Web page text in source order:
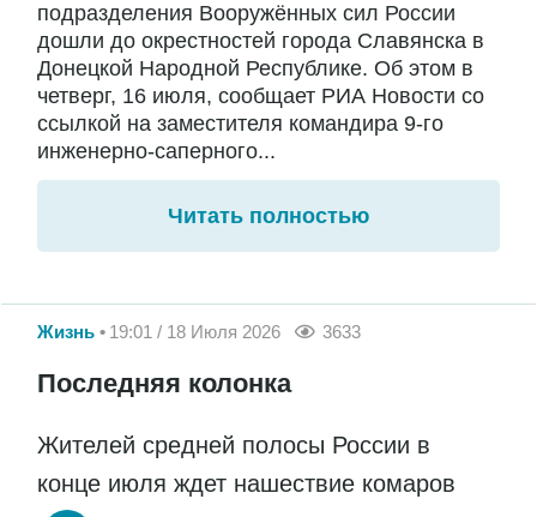
подразделения Вооружённых сил России
дошли до окрестностей города Славянска в
Донецкой Народной Республике. Об этом в
четверг, 16 июля, сообщает РИА Новости со
ссылкой на заместителя командира 9-го
инженерно-саперного...
Читать полностью
Жизнь 19:01 / 18 Июля 2026 3633
Последняя колонка
Жителей средней полосы России в
конце июля ждет нашествие комаров